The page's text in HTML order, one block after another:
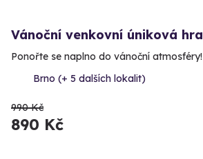
Vánoční venkovní úniková hra
Ponořte se naplno do vánoční atmosféry!
Brno (+ 5 dalších lokalit)
990 Kč
890 Kč